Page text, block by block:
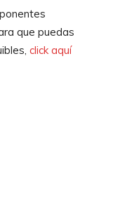
que puedas
click aquí